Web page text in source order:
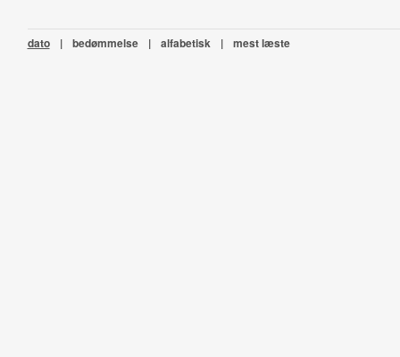
dato | bedømmelse | alfabetisk | mest læste